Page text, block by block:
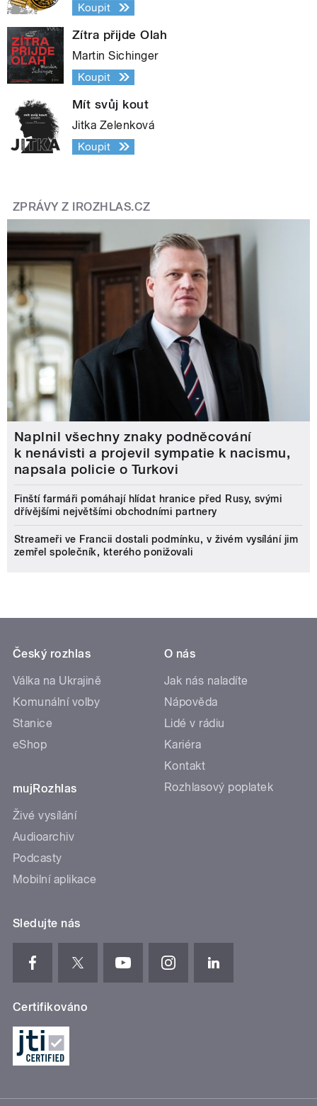
Koupit
Zítra přijde Olah
Martin Sichinger
Koupit
Mít svůj kout
Jitka Zelenková
Koupit
ZPRÁVY Z IROZHLAS.CZ
Naplnil všechny znaky podněcování
k nenávisti a projevil sympatie k nacismu,
napsala policie o Turkovi
Finští farmáři pomáhají hlídat hranice před Rusy, svými
dřívějšími největšími obchodními partnery
Streameři ve Francii dostali podmínku, v živém vysílání jim
zemřel společník, kterého ponižovali
Český rozhlas
Válka na Ukrajině
Komunální volby
Stanice
eShop
mujRozhlas
Živé vysílání
Audioarchiv
Podcasty
Mobilní aplikace
O nás
Jak nás naladíte
Nápověda
Lidé v rádiu
Kariéra
Kontakt
Rozhlasový poplatek
Sledujte nás
Certifikováno